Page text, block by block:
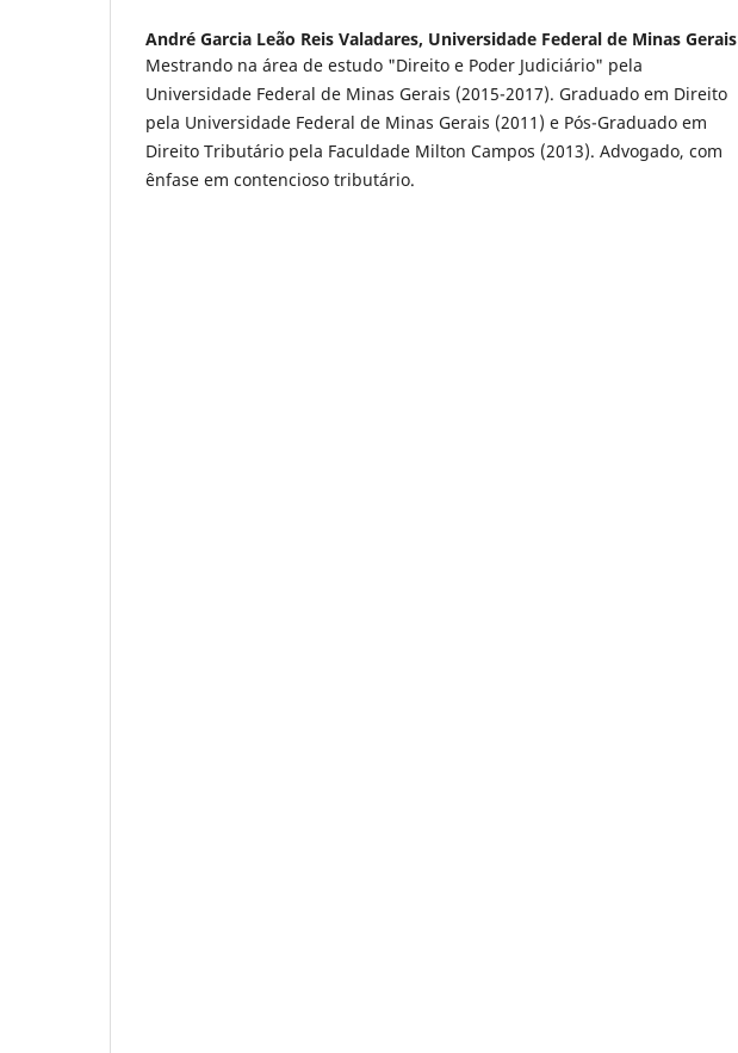
André Garcia Leão Reis Valadares, Universidade Federal de Minas Gerais
Mestrando na área de estudo "Direito e Poder Judiciário" pela
Universidade Federal de Minas Gerais (2015-2017). Graduado em Direito
pela Universidade Federal de Minas Gerais (2011) e Pós-Graduado em
Direito Tributário pela Faculdade Milton Campos (2013). Advogado, com
ênfase em contencioso tributário.